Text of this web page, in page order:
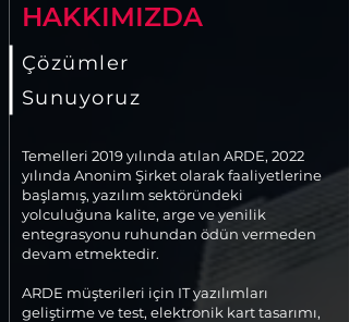
HAKKIMIZDA
Çözümler
Sunuyoruz
Temelleri 2019 yılında atılan ARDE, 2022
yılında Anonim Şirket olarak faaliyetlerine
başlamış, yazılım sektöründeki
yolculuğuna kalite, arge ve yenilik
entegrasyonu ruhundan ödün vermeden
devam etmektedir.
ARDE müşterileri için IT yazılımları
geliştirme ve test, elektronik kart tasarımı,